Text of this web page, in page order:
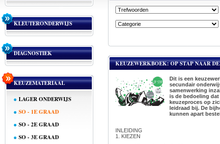
KLEUTERONDERWIJS
DIAGNOSTIEK
KEUZEMATERIAAL
LAGER ONDERWIJS
SO - 1E GRAAD
SO - 2E GRAAD
SO - 3E GRAAD
KEUZEWERKBOEK: OP STAP NAAR
Dit is een
secundair
samenwerking
is de bedoeling
keuzeproces op
leidraad bij. De
kunnen apart
INLEIDING
1. KIEZEN